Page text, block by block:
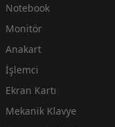
Notebook
Monitör
Anakart
İşlemci
Ekran Kartı
Mekanik Klavye